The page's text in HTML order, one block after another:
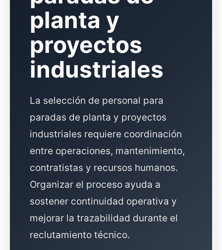
planta y
proyectos
industriales
La selección de personal para
paradas de planta y proyectos
industriales requiere coordinación
entre operaciones, mantenimiento,
contratistas y recursos humanos.
Organizar el proceso ayuda a
sostener continuidad operativa y
mejorar la trazabilidad durante el
reclutamiento técnico.